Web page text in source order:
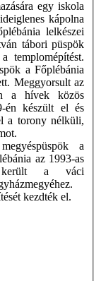
egy iskola
kápolna
lelkészei
tábori püspök
templomépítést.
a Főplébánia
Meggyorsult az
a hívek közös
én készült el és
a torony nélküli,
a
az 1993-as
került a váci
kezdték el.